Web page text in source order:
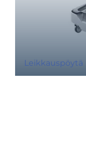
Leikkauspöytä